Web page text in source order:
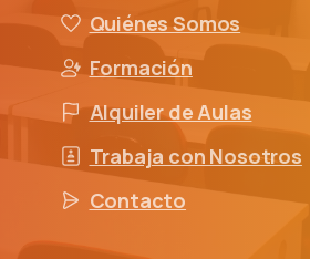
Quiénes Somos
Formación
Alquiler de Aulas
Trabaja con Nosotros
Contacto